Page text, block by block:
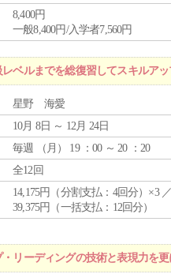
8,400円
一般8,400円/入学者7,560円
ベルまでを総復習してスキルア
星野 海愛
10月 8日 ～ 12月 24日
毎週 （ 月 ） 19 ：00 ～ 20 ：20
全12回
14,175円（分割支払：4回分）×3
39,375円（一括支払：12回分）
リーディングの技術と表現力を